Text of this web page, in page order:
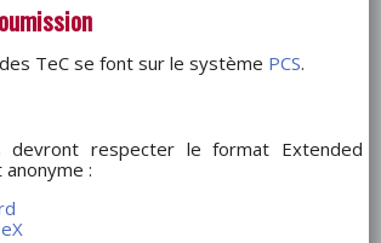
TeC se font sur le système PCS.
devront respecter le format Extended
: